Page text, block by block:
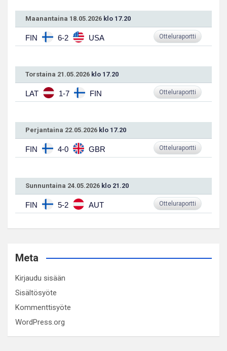
Maanantaina 18.05.2026 klo 17.20
FIN 6-2 USA Otteluraportti
Torstaina 21.05.2026 klo 17.20
LAT 1-7 FIN Otteluraportti
Perjantaina 22.05.2026 klo 17.20
FIN 4-0 GBR Otteluraportti
Sunnuntaina 24.05.2026 klo 21.20
FIN 5-2 AUT Otteluraportti
Meta
Kirjaudu sisään
Sisältösyöte
Kommenttisyöte
WordPress.org